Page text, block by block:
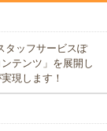
タッフサービスぽ
テンツ」を展開し
現します！